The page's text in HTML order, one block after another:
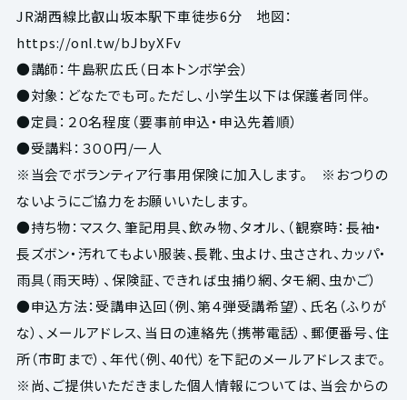
JR湖西線比叡山坂本駅下車徒歩6分 地図：
https://onl.tw/bJbyXFv
●講師：牛島釈広氏（日本トンボ学会）
●対象：どなたでも可。ただし、小学生以下は保護者同伴。
●定員：２０名程度（要事前申込・申込先着順）
●受講料：３００円/一人
※当会でボランティア行事用保険に加入します。 ※おつりの
ないようにご協力をお願いいたします。
●持ち物：マスク、筆記用具、飲み物、タオル、（観察時：長袖・
長ズボン・汚れてもよい服装、長靴、虫よけ、虫さされ、カッパ・
雨具（雨天時）、保険証、できれば虫捕り網、タモ網、虫かご）
●申込方法：受講申込回（例、第４弾受講希望）、氏名（ふりが
な）、メールアドレス、当日の連絡先（携帯電話）、郵便番号、住
所（市町まで）、年代（例、40代）を下記のメールアドレスまで。
※尚、ご提供いただきました個人情報については、当会からの